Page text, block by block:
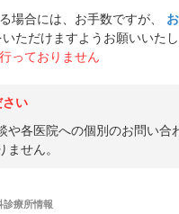
場合には、お手数ですが、
ただけますようお願いいたし
っておりません
さい
や各医院への個別のお問い合
ません。
診療所情報